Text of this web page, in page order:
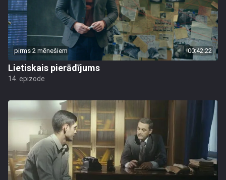
pirms 2 mēnešiem 00:42:22
Lietiskais pierādījums
14. epizode